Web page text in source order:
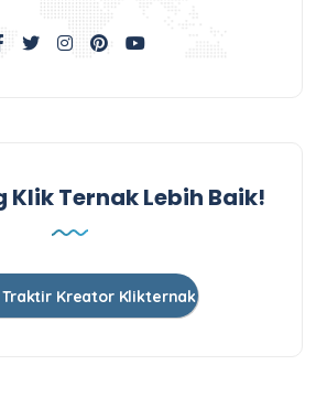
Klik Ternak Lebih Baik!
Traktir Kreator Klikternak